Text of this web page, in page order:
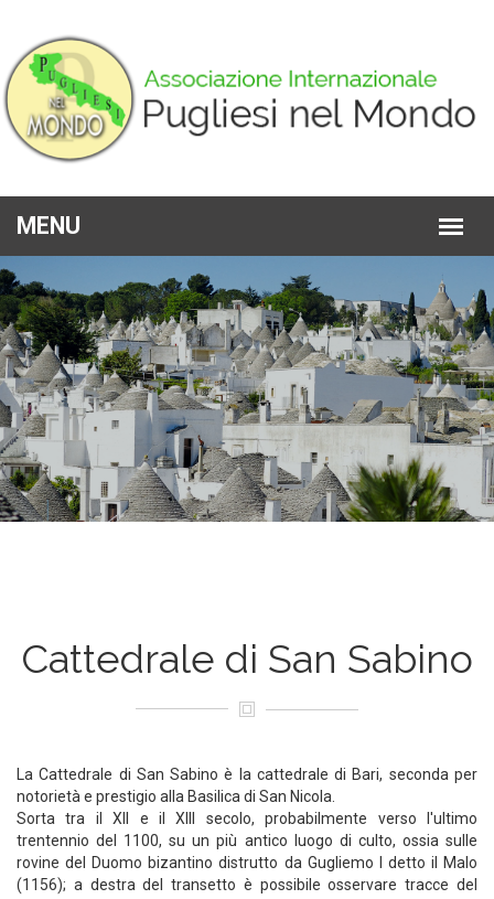
Cattedrale di San Sabino
La Cattedrale di San Sabino è la cattedrale di Bari, seconda per
notorietà e prestigio alla Basilica di San Nicola.
Sorta tra il XII e il XIII secolo, probabilmente verso l'ultimo
trentennio del 1100, su un più antico luogo di culto, ossia sulle
rovine del Duomo bizantino distrutto da Gugliemo I detto il Malo
(1156); a destra del transetto è possibile osservare tracce del